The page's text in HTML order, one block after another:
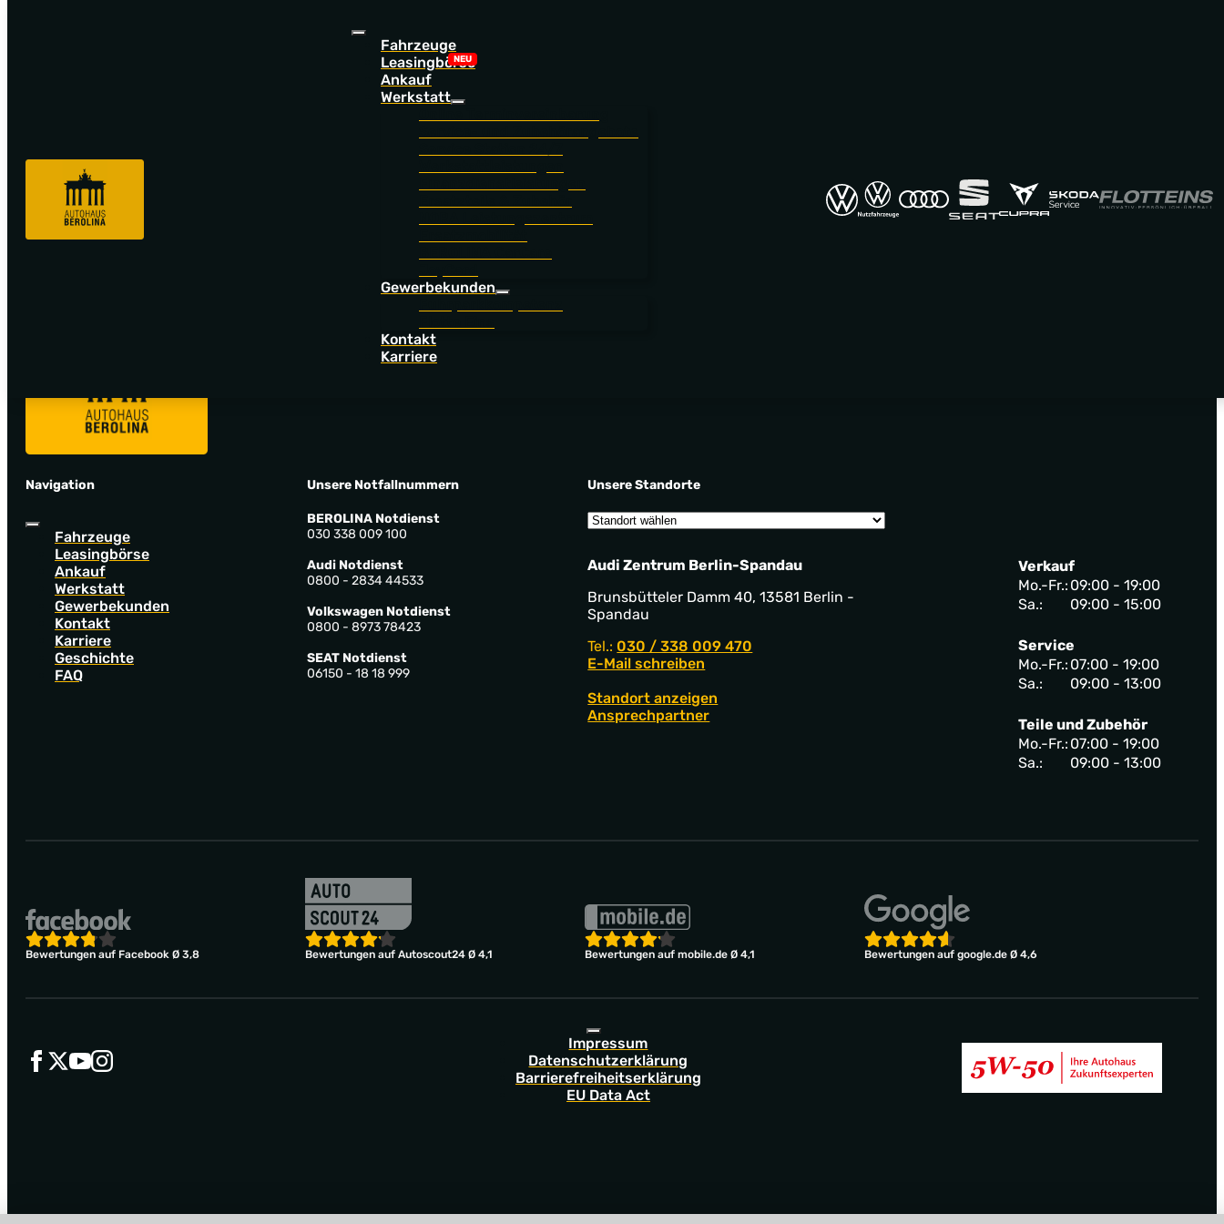
Fahrzeuge
Leasingbörse
Ankauf
Werkstatt
Gewerbekunden
Kontakt
Karriere
Go back to startpage to see our new offers.
Navigation
Fahrzeuge
Leasingbörse
Ankauf
Werkstatt
Gewerbekunden
Kontakt
Karriere
Geschichte
FAQ
Unsere Notfallnummern
BEROLINA Notdienst
030 338 009 100
Audi Notdienst
0800 - 2834 44533
Volkswagen Notdienst
0800 - 8973 78423
SEAT Notdienst
06150 - 18 18 999
Unsere Standorte
Audi Zentrum Berlin-Spandau
Brunsbütteler Damm 40, 13581 Berlin -
Spandau
Tel.: 030 / 338 009 470
E-Mail schreiben
Standort anzeigen
Ansprechpartner
Verkauf
Mo.-Fr.: 09:00 - 19:00
Sa.:
09:00 - 15:00
Service
Mo.-Fr.: 07:00 - 19:00
Sa.:
09:00 - 13:00
Teile und Zubehör
Mo.-Fr.: 07:00 - 19:00
Sa.:
09:00 - 13:00
Bewertungen auf Facebook Ø 3,8 Bewertungen auf Autoscout24 Ø 4,1 Bewertungen auf mobile.de Ø 4,1 Bewertungen auf google.de Ø 4,6
Impressum
Datenschutzerklärung
Barrierefreiheitserklärung
EU Data Act